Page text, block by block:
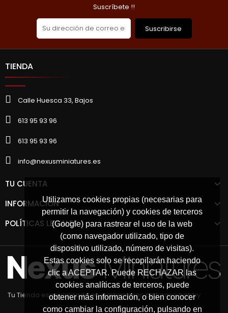
Utilizamos cookies propias (necesarias para
permitir la navegación) y cookies de terceros
(Google) para rastrear el uso de la web
(como navegador utilizado, tipo de
dispositivo utilizado, número de visitas).
Estas cookies solo se recopilarán haciendo
clic a ACEPTAR. Puede RECHAZAR las
cookies analíticas de terceros, puede
obtener más información, o bien conocer
como cambiar la configuración, pulsando en
Suscríbete !!
Suscribirse
TIENDA
Calle Huesca 33, Bajos
613 95 93 96
613 95 93 96
info@nexusminiatures.es
TU CUENTA
INFORMACIÓN
POLÍTICAS LEGALES
Tu Tienda especializada en warhammer, pinturas y hobby